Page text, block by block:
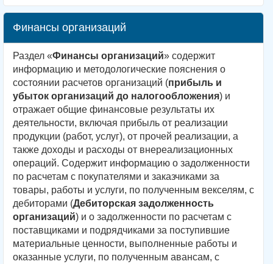
Финансы организаций
Раздел «Финансы организаций» содержит
информацию и методологические пояснения о
состоянии расчетов организаций (прибыль и
убыток организаций до налогообложения) и
отражает общие финансовые результаты их
деятельности, включая прибыль от реализации
продукции (работ, услуг), от прочей реализации, а
также доходы и расходы от внереализационных
операций. Содержит информацию о задолженности
по расчетам с покупателями и заказчиками за
товары, работы и услуги, по полученным векселям, с
дебиторами (Дебиторская задолженность
организаций) и о задолженности по расчетам с
поставщиками и подрядчиками за поступившие
материальные ценности, выполненные работы и
оказанные услуги, по полученным авансам, с